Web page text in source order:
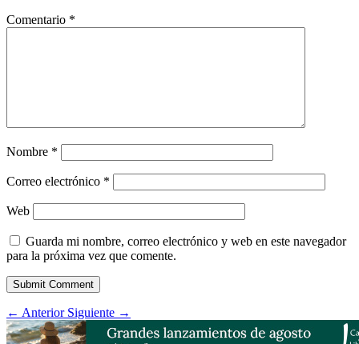
Comentario *
Nombre *
Correo electrónico *
Web
Guarda mi nombre, correo electrónico y web en este navegador
para la próxima vez que comente.
Submit Comment
← Anterior Siguiente →